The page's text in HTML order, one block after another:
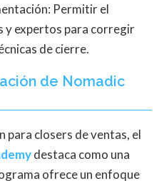
Permitir el
y expertos para corregir
de cierre.
de Nomadic
para closers de ventas, el
destaca como una
ofrece un enfoque